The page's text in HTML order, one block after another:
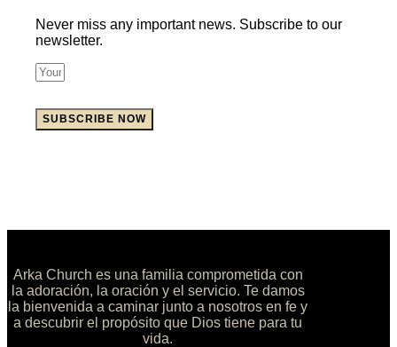
Never miss any important news. Subscribe to our
newsletter.
SUBSCRIBE NOW
Arka Church es una familia comprometida con
la adoración, la oración y el servicio. Te damos
la bienvenida a caminar junto a nosotros en fe y
a descubrir el propósito que Dios tiene para tu
vida.